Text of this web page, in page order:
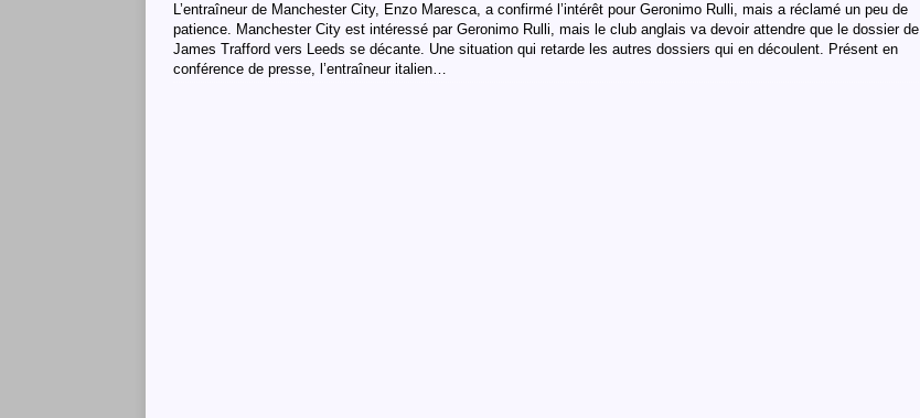
L’entraîneur de Manchester City, Enzo Maresca, a confirmé l’intérêt pour Geronimo Rulli, mais a réclamé un peu de
patience. Manchester City est intéressé par Geronimo Rulli, mais le club anglais va devoir attendre que le dossier de
James Trafford vers Leeds se décante. Une situation qui retarde les autres dossiers qui en découlent. Présent en
conférence de presse, l’entraîneur italien…